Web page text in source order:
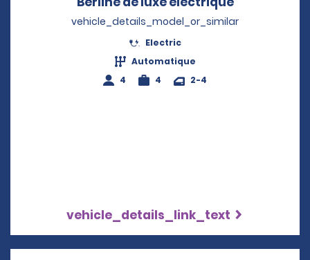
vehicle_details_model_or_similar
Electric
Automatique
4
4 2-4
vehicle_details_link_text